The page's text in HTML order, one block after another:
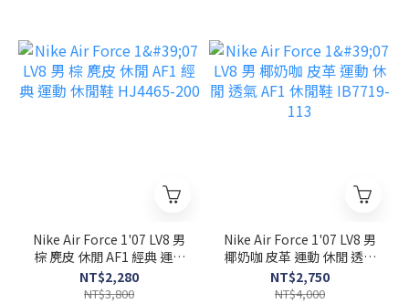
Nike Air Force 1'07 LV8 男
棕 麂皮 休閒 AF1 經典 運動
休閒鞋 HJ4465-200
NT$2,280
NT$3,800
Nike Air Force 1'07 LV8 男
椰奶咖 皮革 運動 休閒 透氣
AF1 休閒鞋 IB7719-113
NT$2,750
NT$4,000